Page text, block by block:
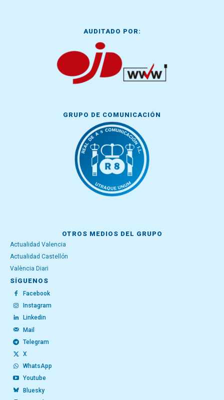
AUDITADO POR:
GRUPO DE COMUNICACIÓN
OTROS MEDIOS DEL GRUPO
Actualidad Valencia
Actualidad Castellón
València Diari
SÍGUENOS
Facebook
Instagram
Linkedin
Mail
Telegram
X
WhatsApp
Youtube
Bluesky